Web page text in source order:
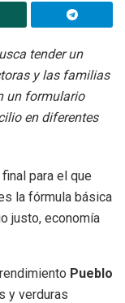
tender un
y las familias
un formulario
en diferentes
para el que
la fórmula básica
justo, economía
Pueblo
y verduras